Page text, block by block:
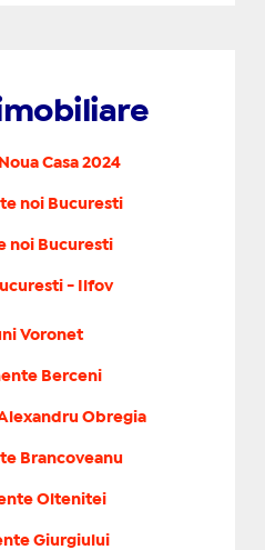
Casa 2024
noi Bucuresti
noi Bucuresti
- Ilfov
Voronet
Berceni
Obregia
Brancoveanu
Oltenitei
Giurgiului